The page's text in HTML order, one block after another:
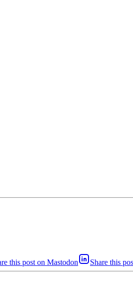
this post on Mastodon Share this